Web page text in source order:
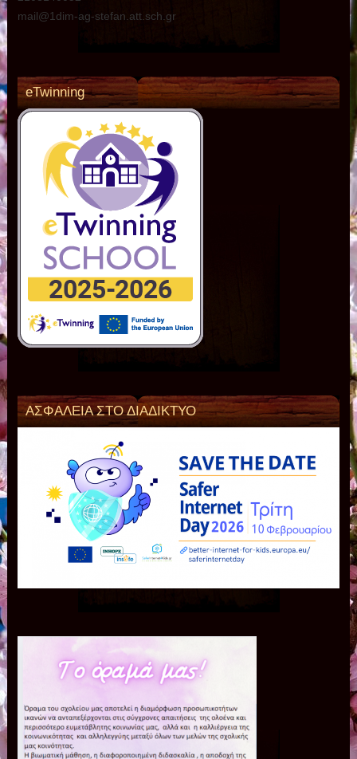
mail@1dim-ag-stefan.att.sch.gr
eTwinning
ΑΣΦΑΛΕΙΑ ΣΤΟ ΔΙΑΔΙΚΤΥΟ